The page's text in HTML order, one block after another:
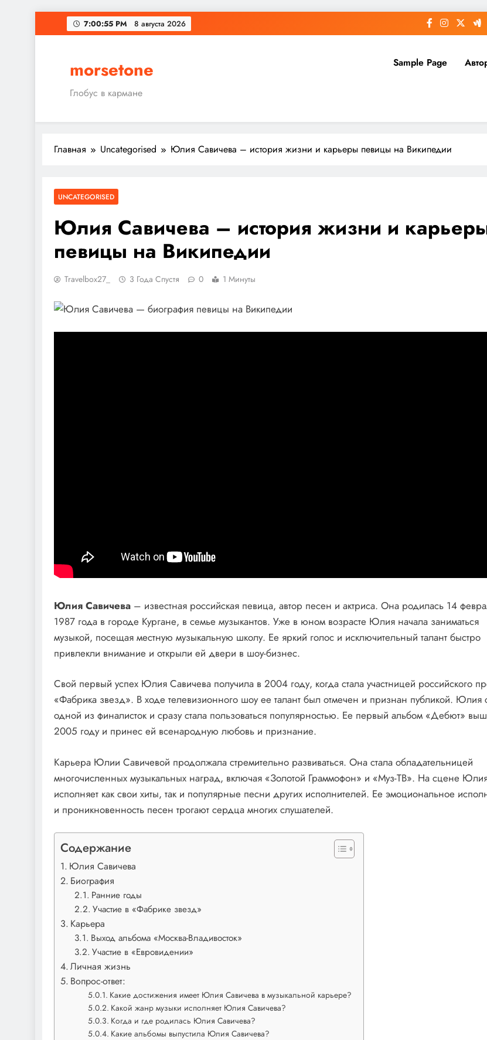
Перейти
к
7:00:55 PM 8 августа 2026
morsetone
Глобус в кармане
Sample Page
Главная Uncategorised Юлия Савичева – история жизни и карьеры певицы на Википедии
UNCATEGORISED
Юлия Савичева – история жизни и
певицы на Википедии
Travelbox27_ 3 Года Спустя 0 1 Минуты
Юлия Савичева – известная российская певица, автор песен и актриса. Она родилась 14
1987 года в городе Кургане, в семье музыкантов. Уже в юном возрасте Юлия начала заниматься
музыкой, посещая местную музыкальную школу. Ее яркий голос и исключительный талант быстро
привлекли внимание и открыли ей двери в шоу-бизнес.
Свой первый успех Юлия Савичева получила в 2004 году, когда стала участницей российского
«Фабрика звезд». В ходе телевизионного шоу ее талант был отмечен и признан публикой. Юлия
одной из финалисток и сразу стала пользоваться популярностью. Ее первый альбом «Дебют»
2005 году и принес ей всенародную любовь и признание.
Карьера Юлии Савичевой продолжала стремительно развиваться. Она стала обладательницей
многочисленных музыкальных наград, включая «Золотой Граммофон» и «Муз-ТВ». На сцене
исполняет как свои хиты, так и популярные песни других исполнителей. Ее эмоциональное
и проникновенность песен трогают сердца многих слушателей.
Содержание
Юлия Савичева
Биография
Ранние годы
Участие в «Фабрике звезд»
Карьера
Выход альбома «Москва-Владивосток»
Участие в «Евровидении»
Личная жизнь
Вопрос-ответ:
Какие достижения имеет Юлия Савичева в музыкальной карьере?
Какой жанр музыки исполняет Юлия Савичева?
Когда и где родилась Юлия Савичева?
Какие альбомы выпустила Юлия Савичева?